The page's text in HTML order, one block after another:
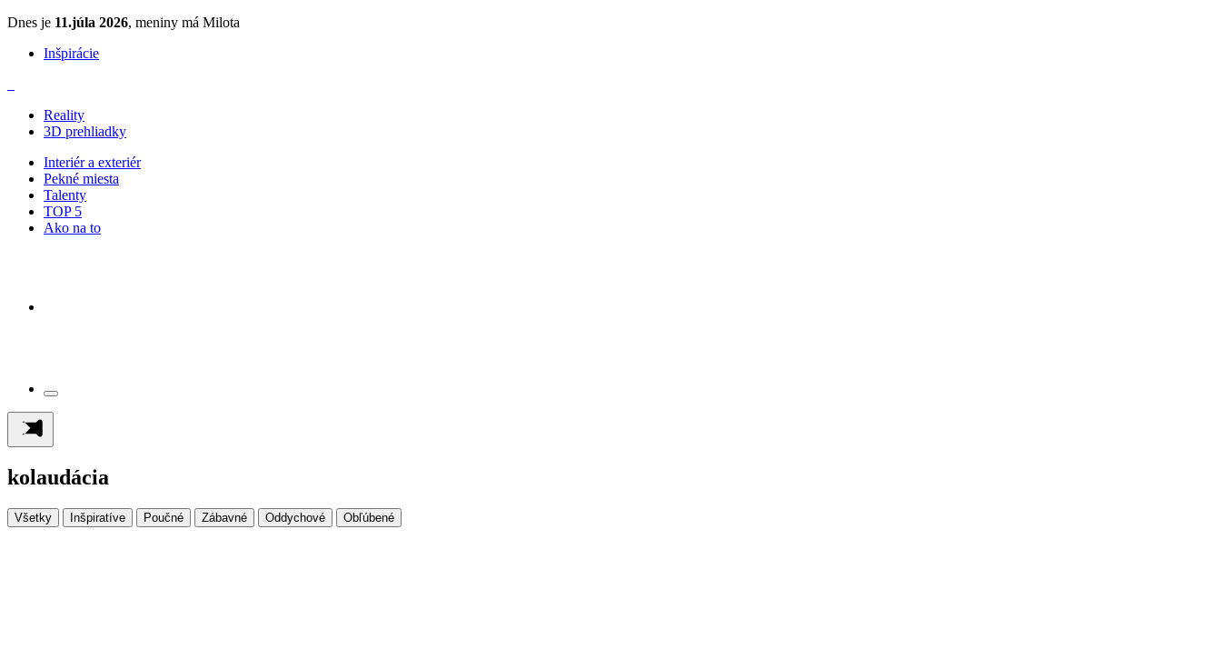
Dnes je 11.júla 2026, meniny má Milota
Inšpirácie
Reality
3D prehliadky
Interiér a exteriér
Pekné miesta
Talenty
TOP 5
Ako na to
kolaudácia
Všetky Inšpiratíve Poučné Zábavné Oddychové Obľúbené